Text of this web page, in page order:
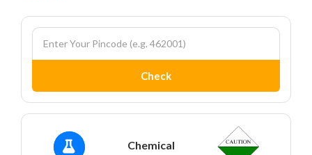
Check
Chemical